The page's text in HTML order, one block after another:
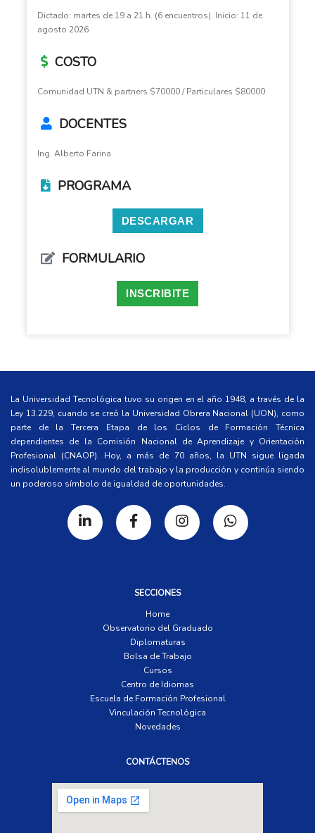
Dictado: martes de 19 a 21 h. (6 encuentros). Inicio: 11 de
agosto 2026
COSTO
Comunidad UTN & partners $70000 / Particulares $80000
DOCENTES
Ing. Alberto Farina
PROGRAMA
DESCARGAR
FORMULARIO
INSCRIBITE
La Universidad Tecnológica tuvo su origen en el año 1948, a través de la
Ley 13.229, cuando se creó la Universidad Obrera Nacional (UON), como
parte de la Tercera Etapa de los Ciclos de Formación Técnica
dependientes de la Comisión Nacional de Aprendizaje y Orientación
Profesional (CNAOP). Hoy, a más de 70 años, la UTN sigue ligada
indisolublemente al mundo del trabajo y la producción y continúa siendo
un poderoso símbolo de igualdad de oportunidades.
SECCIONES
Home
Observatorio del Graduado
Diplomaturas
Bolsa de Trabajo
Cursos
Centro de Idiomas
Escuela de Formación Profesional
Vinculación Tecnológica
Novedades
CONTÁCTENOS